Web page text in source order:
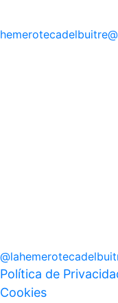
hemerotecadelbuitre
@
Política de
Cookies